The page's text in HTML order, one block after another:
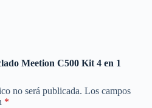
Meetion C500 Kit 4 en 1
no será publicada. Los campos
*